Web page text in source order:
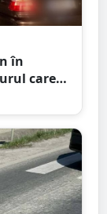
în
care a